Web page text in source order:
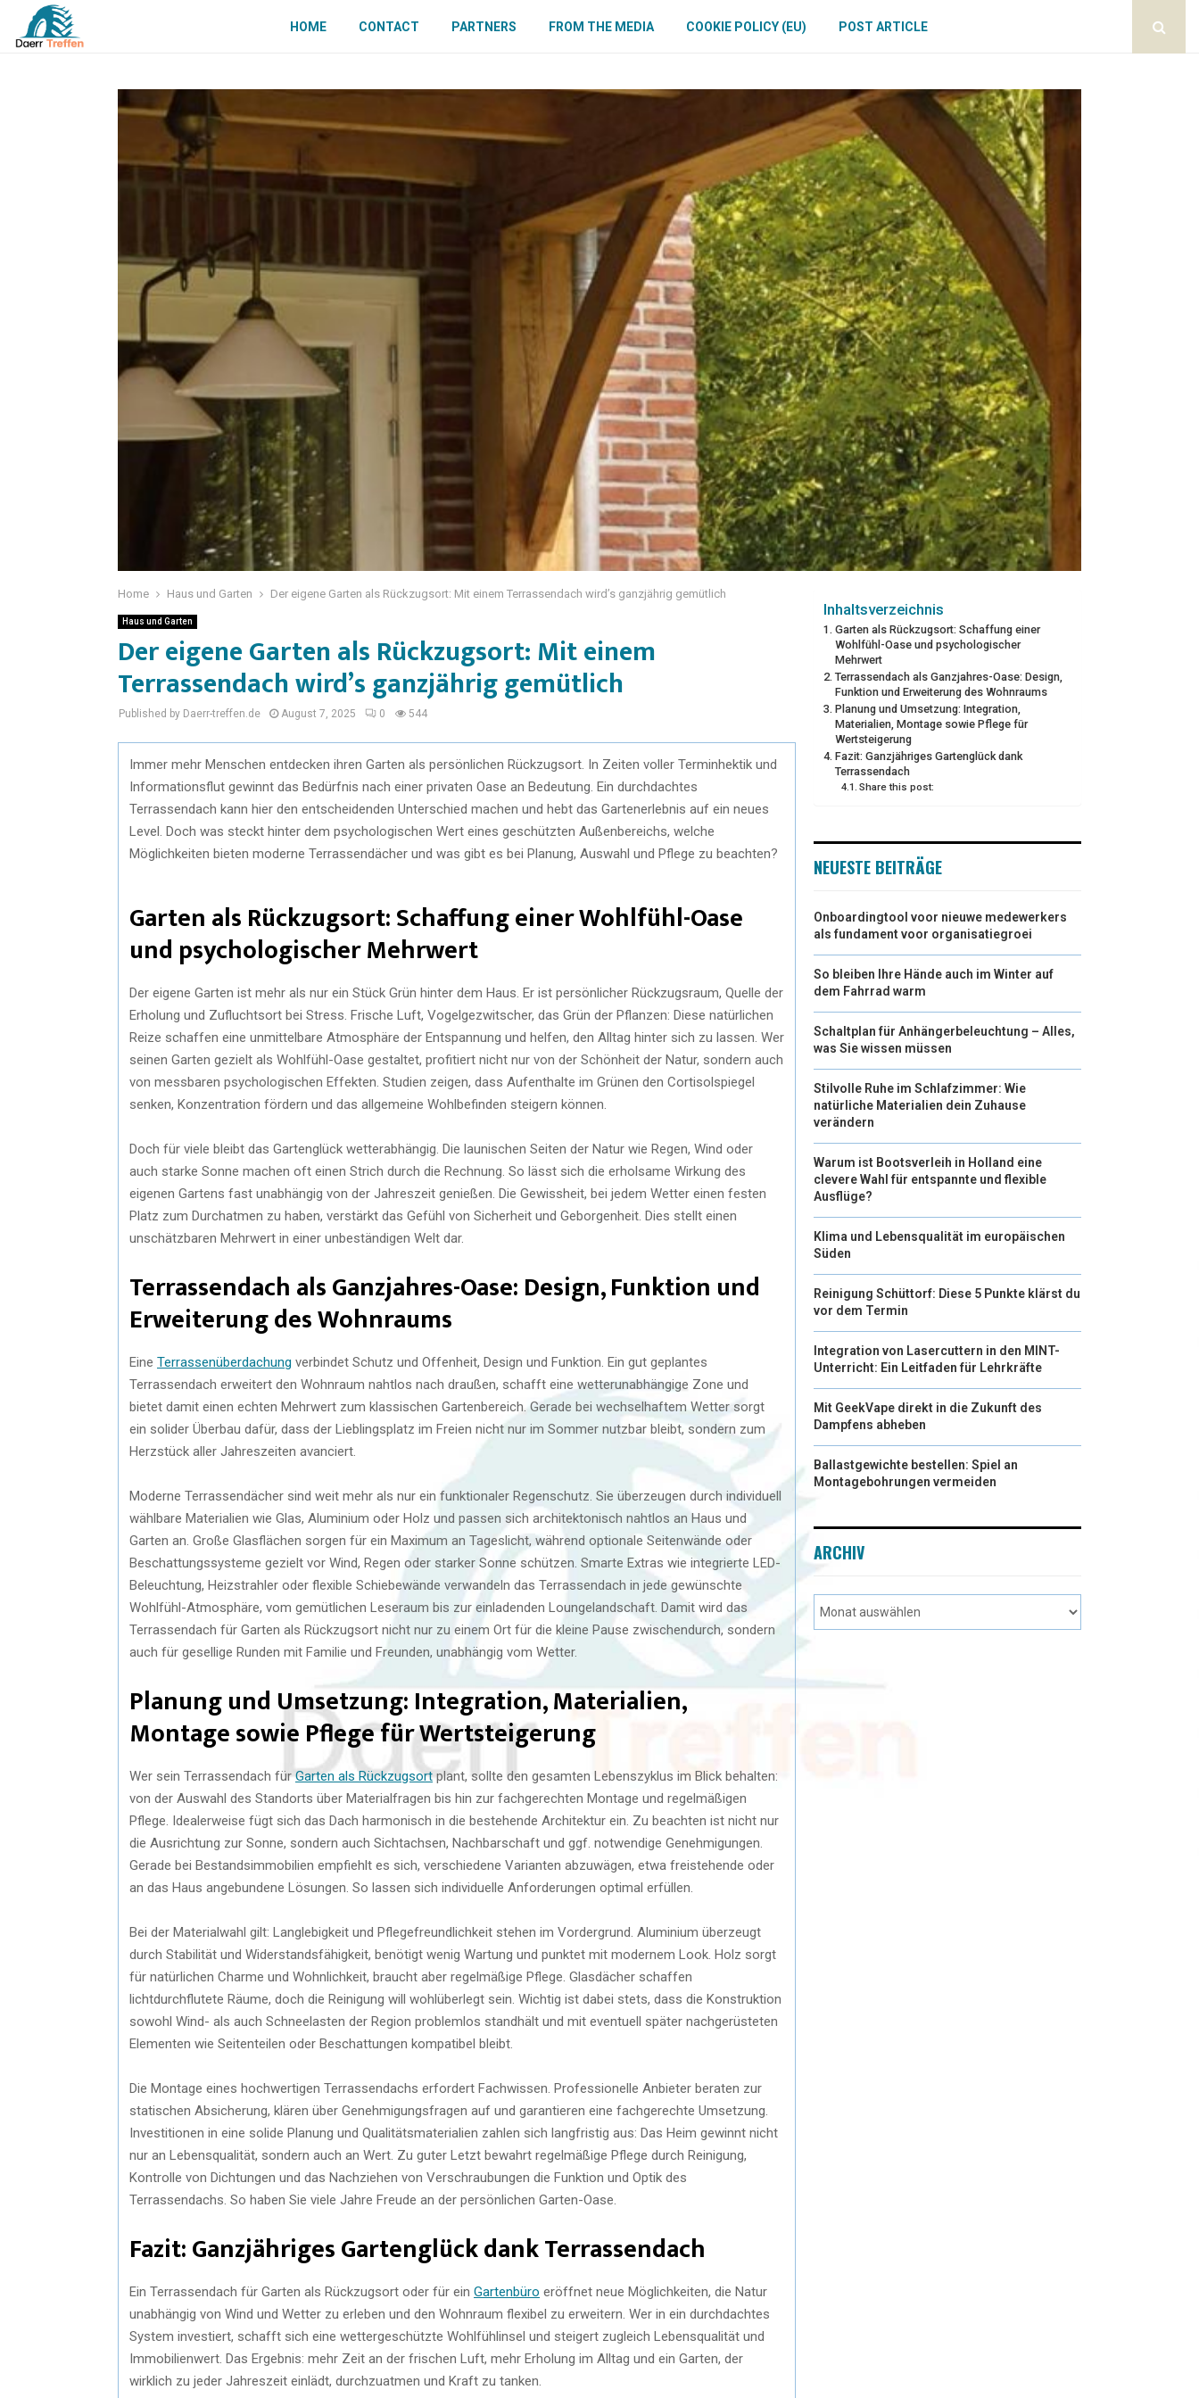
HOME CONTACT PARTNERS FROM THE MEDIA COOKIE POLICY (EU) POST ARTICLE
Home Haus und Garten Der eigene Garten als Rückzugsort: Mit einem Terrassendach wird’s ganzjährig gemütlich
Haus und Garten
Der eigene Garten als Rückzugsort: Mit einem
Terrassendach wird’s ganzjährig gemütlich
Published by Daerr-treffen.de August 7, 2025 0 544
Immer mehr Menschen entdecken ihren Garten als persönlichen Rückzugsort. In Zeiten voller Terminhektik und
Informationsflut gewinnt das Bedürfnis nach einer privaten Oase an Bedeutung. Ein durchdachtes
Terrassendach kann hier den entscheidenden Unterschied machen und hebt das Gartenerlebnis auf ein neues
Level. Doch was steckt hinter dem psychologischen Wert eines geschützten Außenbereichs, welche
Möglichkeiten bieten moderne Terrassendächer und was gibt es bei Planung, Auswahl und Pflege zu beachten?
Garten als Rückzugsort: Schaffung einer Wohlfühl-Oase
und psychologischer Mehrwert
Der eigene Garten ist mehr als nur ein Stück Grün hinter dem Haus. Er ist persönlicher Rückzugsraum, Quelle der
Erholung und Zufluchtsort bei Stress. Frische Luft, Vogelgezwitscher, das Grün der Pflanzen: Diese natürlichen
Reize schaffen eine unmittelbare Atmosphäre der Entspannung und helfen, den Alltag hinter sich zu lassen. Wer
seinen Garten gezielt als Wohlfühl-Oase gestaltet, profitiert nicht nur von der Schönheit der Natur, sondern auch
von messbaren psychologischen Effekten. Studien zeigen, dass Aufenthalte im Grünen den Cortisolspiegel
senken, Konzentration fördern und das allgemeine Wohlbefinden steigern können.
Doch für viele bleibt das Gartenglück wetterabhängig. Die launischen Seiten der Natur wie Regen, Wind oder
auch starke Sonne machen oft einen Strich durch die Rechnung. So lässt sich die erholsame Wirkung des
eigenen Gartens fast unabhängig von der Jahreszeit genießen. Die Gewissheit, bei jedem Wetter einen festen
Platz zum Durchatmen zu haben, verstärkt das Gefühl von Sicherheit und Geborgenheit. Dies stellt einen
unschätzbaren Mehrwert in einer unbeständigen Welt dar.
Terrassendach als Ganzjahres-Oase: Design, Funktion und
Erweiterung des Wohnraums
Eine Terrassenüberdachung verbindet Schutz und Offenheit, Design und Funktion. Ein gut geplantes
Terrassendach erweitert den Wohnraum nahtlos nach draußen, schafft eine wetterunabhängige Zone und
bietet damit einen echten Mehrwert zum klassischen Gartenbereich. Gerade bei wechselhaftem Wetter sorgt
ein solider Überbau dafür, dass der Lieblingsplatz im Freien nicht nur im Sommer nutzbar bleibt, sondern zum
Herzstück aller Jahreszeiten avanciert.
Moderne Terrassendächer sind weit mehr als nur ein funktionaler Regenschutz. Sie überzeugen durch individuell
wählbare Materialien wie Glas, Aluminium oder Holz und passen sich architektonisch nahtlos an Haus und
Garten an. Große Glasflächen sorgen für ein Maximum an Tageslicht, während optionale Seitenwände oder
Beschattungssysteme gezielt vor Wind, Regen oder starker Sonne schützen. Smarte Extras wie integrierte LED-
Beleuchtung, Heizstrahler oder flexible Schiebewände verwandeln das Terrassendach in jede gewünschte
Wohlfühl-Atmosphäre, vom gemütlichen Leseraum bis zur einladenden Loungelandschaft. Damit wird das
Terrassendach für Garten als Rückzugsort nicht nur zu einem Ort für die kleine Pause zwischendurch, sondern
auch für gesellige Runden mit Familie und Freunden, unabhängig vom Wetter.
Planung und Umsetzung: Integration, Materialien,
Montage sowie Pflege für Wertsteigerung
Wer sein Terrassendach fürGarten als Rückzugsortplant, sollte den gesamten Lebenszyklus im Blick behalten:
von der Auswahl des Standorts über Materialfragen bis hin zur fachgerechten Montage und regelmäßigen
Pflege. Idealerweise fügt sich das Dach harmonisch in die bestehende Architektur ein. Zu beachten ist nicht nur
die Ausrichtung zur Sonne, sondern auch Sichtachsen, Nachbarschaft und ggf. notwendige Genehmigungen.
Gerade bei Bestandsimmobilien empfiehlt es sich, verschiedene Varianten abzuwägen, etwa freistehende oder
an das Haus angebundene Lösungen. So lassen sich individuelle Anforderungen optimal erfüllen.
Bei der Materialwahl gilt: Langlebigkeit und Pflegefreundlichkeit stehen im Vordergrund. Aluminium überzeugt
durch Stabilität und Widerstandsfähigkeit, benötigt wenig Wartung und punktet mit modernem Look. Holz sorgt
für natürlichen Charme und Wohnlichkeit, braucht aber regelmäßige Pflege. Glasdächer schaffen
lichtdurchflutete Räume, doch die Reinigung will wohlüberlegt sein. Wichtig ist dabei stets, dass die Konstruktion
sowohl Wind- als auch Schneelasten der Region problemlos standhält und mit eventuell später nachgerüsteten
Elementen wie Seitenteilen oder Beschattungen kompatibel bleibt.
Die Montage eines hochwertigen Terrassendachs erfordert Fachwissen. Professionelle Anbieter beraten zur
statischen Absicherung, klären über Genehmigungsfragen auf und garantieren eine fachgerechte Umsetzung.
Investitionen in eine solide Planung und Qualitätsmaterialien zahlen sich langfristig aus: Das Heim gewinnt nicht
nur an Lebensqualität, sondern auch an Wert. Zu guter Letzt bewahrt regelmäßige Pflege durch Reinigung,
Kontrolle von Dichtungen und das Nachziehen von Verschraubungen die Funktion und Optik des
Terrassendachs. So haben Sie viele Jahre Freude an der persönlichen Garten-Oase.
Fazit: Ganzjähriges Gartenglück dank Terrassendach
Ein Terrassendach für Garten als Rückzugsort oder für ein Gartenbüro eröffnet neue Möglichkeiten, die Natur
unabhängig von Wind und Wetter zu erleben und den Wohnraum flexibel zu erweitern. Wer in ein durchdachtes
System investiert, schafft sich eine wettergeschützte Wohlfühlinsel und steigert zugleich Lebensqualität und
Immobilienwert. Das Ergebnis: mehr Zeit an der frischen Luft, mehr Erholung im Alltag und ein Garten, der
wirklich zu jeder Jahreszeit einlädt, durchzuatmen und Kraft zu tanken.
Inhaltsverzeichnis
Garten als Rückzugsort: Schaffung einer
Wohlfühl-Oase und psychologischer
Mehrwert
Terrassendach als Ganzjahres-Oase: Design,
Funktion und Erweiterung des Wohnraums
Planung und Umsetzung: Integration,
Materialien, Montage sowie Pflege für
Wertsteigerung
Fazit: Ganzjähriges Gartenglück dank
Terrassendach
Share this post:
NEUESTE BEITRÄGE
Onboardingtool voor nieuwe medewerkers
als fundament voor organisatiegroei
So bleiben Ihre Hände auch im Winter auf
dem Fahrrad warm
Schaltplan für Anhängerbeleuchtung – Alles,
was Sie wissen müssen
Stilvolle Ruhe im Schlafzimmer: Wie
natürliche Materialien dein Zuhause
verändern
Warum ist Bootsverleih in Holland eine
clevere Wahl für entspannte und flexible
Ausflüge?
Klima und Lebensqualität im europäischen
Süden
Reinigung Schüttorf: Diese 5 Punkte klärst du
vor dem Termin
Integration von Lasercuttern in den MINT-
Unterricht: Ein Leitfaden für Lehrkräfte
Mit GeekVape direkt in die Zukunft des
Dampfens abheben
Ballastgewichte bestellen: Spiel an
Montagebohrungen vermeiden
ARCHIV